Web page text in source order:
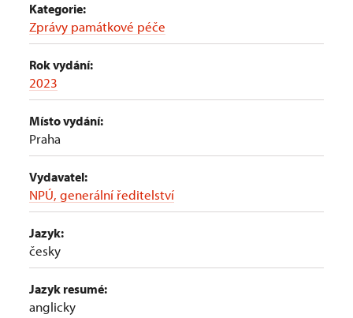
Kategorie:
Zprávy památkové péče
Rok vydání:
2023
Místo vydání:
Praha
Vydavatel:
NPÚ, generální ředitelství
Jazyk:
česky
Jazyk resumé:
anglicky